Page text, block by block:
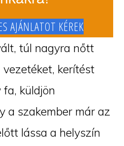
AJÁNLATOT KÉREK
túl nagyra nőtt
kerítést
küldjön
a szakember már az
lássa a helyszín